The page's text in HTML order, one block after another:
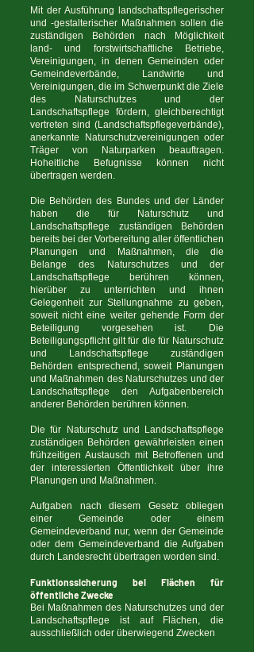
Mit der Ausführung landschaftspflegerischer
und -gestalterischer Maßnahmen sollen die
zuständigen Behörden nach Möglichkeit
land- und forstwirtschaftliche Betriebe,
Vereinigungen, in denen Gemeinden oder
Gemeindeverbände, Landwirte und
Vereinigungen, die im Schwerpunkt die Ziele
des Naturschutzes und der
Landschaftspflege fördern, gleichberechtigt
vertreten sind (Landschaftspflegeverbände),
anerkannte Naturschutzvereinigungen oder
Träger von Naturparken beauftragen.
Hoheitliche Befugnisse können nicht
übertragen werden.
Die Behörden des Bundes und der Länder
haben die für Naturschutz und
Landschaftspflege zuständigen Behörden
bereits bei der Vorbereitung aller öffentlichen
Planungen und Maßnahmen, die die
Belange des Naturschutzes und der
Landschaftspflege berühren können,
hierüber zu unterrichten und ihnen
Gelegenheit zur Stellungnahme zu geben,
soweit nicht eine weiter gehende Form der
Beteiligung vorgesehen ist. Die
Beteiligungspflicht gilt für die für Naturschutz
und Landschaftspflege zuständigen
Behörden entsprechend, soweit Planungen
und Maßnahmen des Naturschutzes und der
Landschaftspflege den Aufgabenbereich
anderer Behörden berühren können.
Die für Naturschutz und Landschaftspflege
zuständigen Behörden gewährleisten einen
frühzeitigen Austausch mit Betroffenen und
der interessierten Öffentlichkeit über ihre
Planungen und Maßnahmen.
Aufgaben nach diesem Gesetz obliegen
einer Gemeinde oder einem
Gemeindeverband nur, wenn der Gemeinde
oder dem Gemeindeverband die Aufgaben
durch Landesrecht übertragen worden sind.
Funktionssicherung bei Flächen für
öffentliche Zwecke
Bei Maßnahmen des Naturschutzes und der
Landschaftspflege ist auf Flächen, die
ausschließlich oder überwiegend Zwecken